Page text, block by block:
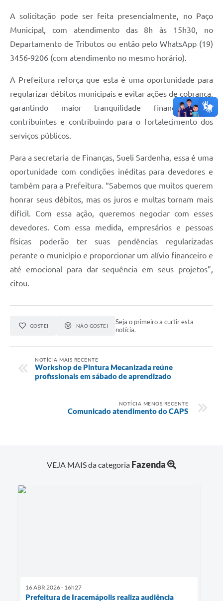
A solicitação pode ser feita presencialmente, no Paço
Municipal, com atendimento das 8h às 15h30, no
Departamento de Tributos ou então pelo WhatsApp (19)
3456-9206 (com atendimento no mesmo horário).
A Prefeitura reforça que esta é uma oportunidade para
regularizar débitos municipais e evitar ações de cobrança,
garantindo maior tranquilidade financeira aos
contribuintes e contribuindo para o fortalecimento dos
serviços públicos.
Para a secretaria de Finanças, Sueli Sardenha, essa é uma
oportunidade com condições inéditas para devedores e
também para a Prefeitura. “Sabemos que muitos querem
honrar seus débitos, mas os juros e multas tornam mais
difícil. Com essa ação, queremos negociar com esses
devedores. Com essa medida, empresários e pessoas
físicas poderão ter suas pendências regularizadas
perante o município e proporcionar um alívio financeiro e
até emocional para dar sequência em seus projetos”,
citou.
GOSTEI NÃO GOSTEI
Seja o primeiro a curtir esta
notícia.
NOTÍCIA MAIS RECENTE
Workshop de Pintura Mecanizada reúne
profissionais em sábado de aprendizado
NOTÍCIA MENOS RECENTE
Comunicado atendimento do CAPS
VEJA MAIS da categoria Fazenda
16 ABR 2026 - 16h27
Prefeitura de Iracemápolis realiza audiência